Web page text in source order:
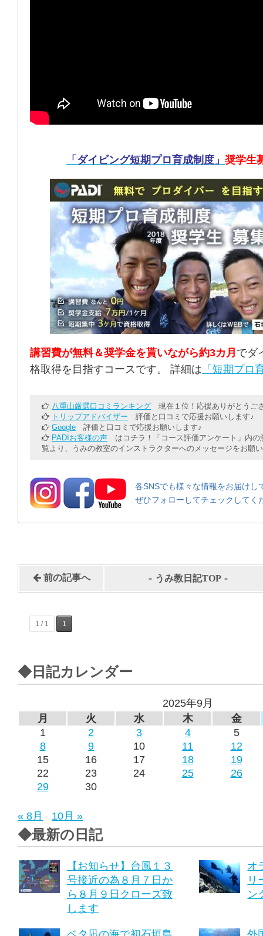
「ダイビング短期プロ育成制度」 奨学生
講習費が無料＆奨学金を貰いながら約3カ月 でダ
格取得を目指すコースです。 詳細は 「短期プロ
八重山厳選口コミランキング 現在１位！応援ありがとうご
トリップアドバイザー 評価と口コミで応援お願いします♪
Google 評価と口コミで応援お願いします♪
PADIお客様の声 はコチラ！「コース評価アンケート」内の
覧より、うみの教室のインストラクターへのメッセージをお願
各SNSでも様々な情報をお届けし
ぜひフォローしてチェックしてく
前の記事へ - うみ教日記TOP -
1 / 1 1
◆日記カレンダー
2025年9月
月
火 水 木
金
1
2 3 4
5
8
9 10 11
12
15
16 17 18
19
22
23 24 25
26
29
30
« 8月 10月 »
◆最新の日記
【お知らせ】台風１３
号接近の為８月７日か
ら８月９日クローズ致
します
オ
リ
ン